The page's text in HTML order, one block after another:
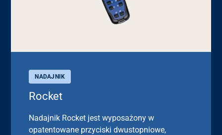
NADAJNIK
Rocket
Nadajnik Rocket jest wyposażony w
opatentowane przyciski dwustopniowe,